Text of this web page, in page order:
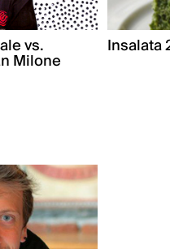
vs.
Milone
Insalata